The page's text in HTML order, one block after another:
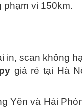
phạm vi 150km.
in, scan không
giá rẻ tại Hà
Yên và Hải